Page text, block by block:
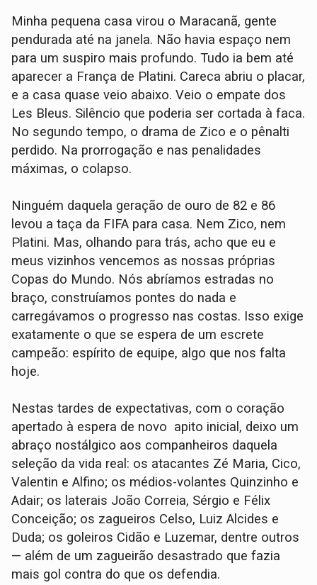
Minha pequena casa virou o Maracanã, gente
pendurada até na janela. Não havia espaço nem
para um suspiro mais profundo. Tudo ia bem até
aparecer a França de Platini. Careca abriu o placar,
e a casa quase veio abaixo. Veio o empate dos
Les Bleus. Silêncio que poderia ser cortada à faca.
No segundo tempo, o drama de Zico e o pênalti
perdido. Na prorrogação e nas penalidades
máximas, o colapso.
Ninguém daquela geração de ouro de 82 e 86
levou a taça da FIFA para casa. Nem Zico, nem
Platini. Mas, olhando para trás, acho que eu e
meus vizinhos vencemos as nossas próprias
Copas do Mundo. Nós abríamos estradas no
braço, construíamos pontes do nada e
carregávamos o progresso nas costas. Isso exige
exatamente o que se espera de um escrete
campeão: espírito de equipe, algo que nos falta
hoje.
Nestas tardes de expectativas, com o coração
apertado à espera de novo apito inicial, deixo um
abraço nostálgico aos companheiros daquela
seleção da vida real: os atacantes Zé Maria, Cico,
Valentin e Alfino; os médios-volantes Quinzinho e
Adair; os laterais João Correia, Sérgio e Félix
Conceição; os zagueiros Celso, Luiz Alcides e
Duda; os goleiros Cidão e Luzemar, dentre outros
— além de um zagueirão desastrado que fazia
mais gol contra do que os defendia.